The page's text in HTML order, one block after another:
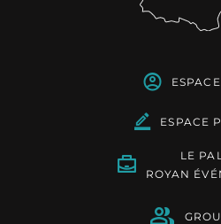
ESPACE
LE
ROYAN